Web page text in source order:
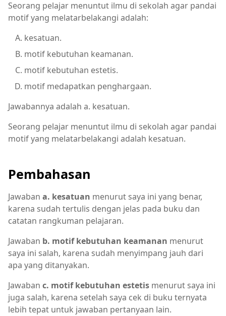
Seorang pelajar menuntut ilmu di sekolah agar pandai
motif yang melatarbelakangi adalah:
kesatuan.
motif kebutuhan keamanan.
motif kebutuhan estetis.
motif medapatkan penghargaan.
Jawabannya adalah a. kesatuan.
Seorang pelajar menuntut ilmu di sekolah agar pandai
motif yang melatarbelakangi adalah kesatuan.
Pembahasan
Jawaban a. kesatuan menurut saya ini yang benar,
karena sudah tertulis dengan jelas pada buku dan
catatan rangkuman pelajaran.
Jawaban b. motif kebutuhan keamanan menurut
saya ini salah, karena sudah menyimpang jauh dari
apa yang ditanyakan.
Jawaban c. motif kebutuhan estetis menurut saya ini
juga salah, karena setelah saya cek di buku ternyata
lebih tepat untuk jawaban pertanyaan lain.